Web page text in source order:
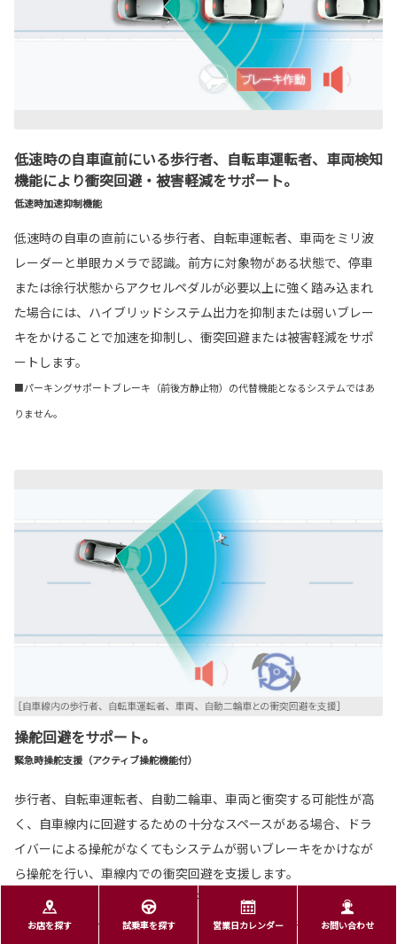
低速時の自車直前にいる歩行者、自転車運転者、車両検知
機能により衝突回避・被害軽減をサポート。
低速時加速抑制機能
低速時の自車の直前にいる歩行者、自転車運転者、車両をミリ波
レーダーと単眼カメラで認識。前方に対象物がある状態で、停車
または徐行状態からアクセルペダルが必要以上に強く踏み込まれ
た場合には、ハイブリッドシステム出力を抑制または弱いブレー
キをかけることで加速を抑制し、衝突回避または被害軽減をサポ
ートします。
■パーキングサポートブレーキ（前後方静止物）の代替機能となるシステムではあ
りません。
操舵回避をサポート。
緊急時操舵支援（アクティブ操舵機能付）
歩行者、自転車運転者、自動二輪車、車両と衝突する可能性が高
く、自車線内に回避するための十分なスペースがある場合、ドラ
イバーによる操舵がなくてもシステムが弱いブレーキをかけなが
ら操舵を行い、車線内での衝突回避を支援します。
［CROSSOVER RS、CROSSOVER Zに標準装備］
■回避するための十分なスペースがない、また、回避先に物があるとシステムが判断
お店を探す 試乗車を探す 営業日カレンダー お問い合わせ